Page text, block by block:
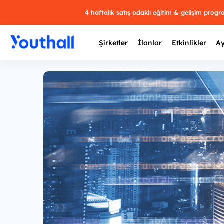
4 haftalık satış odaklı eğitim & gelişim
Şirketler İlanlar Etkinlikler
29